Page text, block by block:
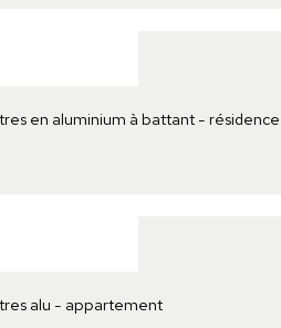
en aluminium à battant - résidence
alu - appartement